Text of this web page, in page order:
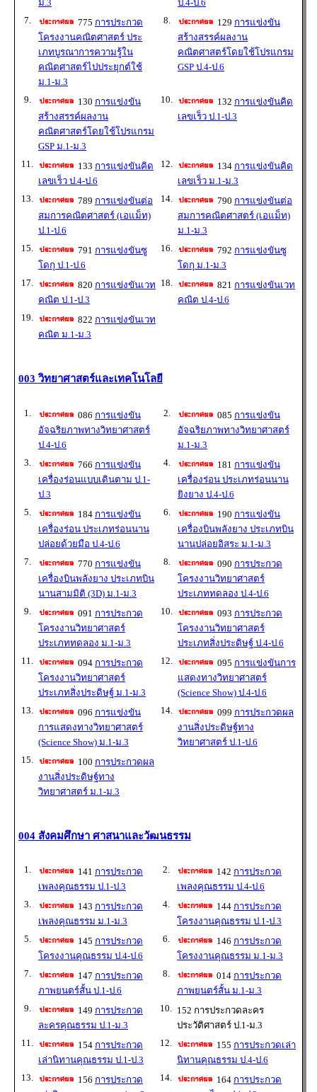
ม.3
ป.4-ป.6
7.
775 การประกวด
โครงงานคณิตศาสตร์ ประ
เภทบูรณาการความรู้ใน
คณิตศาสตร์ไปประยุกต์ใช้
ม.1-ม.3
8. 129 การแข่งขัน
สร้างสรรค์ผลงาน
คณิตศาสตร์โดยใช้โปรแกรม
GSP ป.4-ป.6
9. 130 การแข่งขัน
สร้างสรรค์ผลงาน
คณิตศาสตร์โดยใช้โปรแกรม
GSP ม.1-ม.3
10. 132 การแข่งขันคิด
เลขเร็ว ป.1-ป.3
11. 133 การแข่งขันคิด
เลขเร็ว ป.4-ป.6
12. 134 การแข่งขันคิด
เลขเร็ว ม.1-ม.3
13.
789 การแข่งขันต่อ
สมการคณิตศาสตร์ (เอแม็ท)
ป.1-ป.6
14. 790 การแข่งขันต่อ
สมการคณิตศาสตร์ (เอแม็ท)
ม.1-ม.3
15.
791 การแข่งขันซู
โดกุ ป.1-ป.6
16. 792 การแข่งขันซู
โดกุ ม.1-ม.3
17.
820 การแข่งขันเวท
คณิต ป.1-ป.3
18. 821 การแข่งขันเวท
คณิต ป.4-ป.6
19.
822 การแข่งขันเวท
คณิต ม.1-ม.3
003 วิทยาศาสตร์และเทคโนโลยี
1. 086 การแข่งขัน
อัจฉริยภาพทางวิทยาศาสตร์
ป.4-ป.6
2. 085 การแข่งขัน
อัจฉริยภาพทางวิทยาศาสตร์
ม.1-ม.3
3.
766 การแข่งขัน
เครื่องร่อนแบบเดินตาม ป.1-
ป.3
4. 181 การแข่งขัน
เครื่องร่อน ประเภทร่อนนาน
ยิงยาง ป.4-ป.6
5.
184 การแข่งขัน
เครื่องร่อน ประเภทร่อนนาน
ปล่อยด้วยมือ ป.4-ป.6
6. 190 การแข่งขัน
เครื่องบินพลังยาง ประเภทบิน
นานปล่อยอิสระ ม.1-ม.3
7.
770 การแข่งขัน
เครื่องบินพลังยาง ประเภทบิน
นานสามมิติ (3D) ม.1-ม.3
8. 090 การประกวด
โครงงานวิทยาศาสตร์
ประเภททดลอง ป.4-ป.6
9.
091 การประกวด
โครงงานวิทยาศาสตร์
ประเภททดลอง ม.1-ม.3
10. 093 การประกวด
โครงงานวิทยาศาสตร์
ประเภทสิ่งประดิษฐ์ ป.4-ป.6
11.
094 การประกวด
โครงงานวิทยาศาสตร์
ประเภทสิ่งประดิษฐ์ ม.1-ม.3
12. 095 การแข่งขันการ
แสดงทางวิทยาศาสตร์
(Science Show) ป.4-ป.6
13.
096 การแข่งขัน
การแสดงทางวิทยาศาสตร์
(Science Show) ม.1-ม.3
14. 099 การประกวดผล
งานสิ่งประดิษฐ์ทาง
วิทยาศาสตร์ ป.1-ป.6
15.
100 การประกวดผล
งานสิ่งประดิษฐ์ทาง
วิทยาศาสตร์ ม.1-ม.3
004 สังคมศึกษา ศาสนาและวัฒนธรรม
1. 141 การประกวด
เพลงคุณธรรม ป.1-ป.3
2. 142 การประกวด
เพลงคุณธรรม ป.4-ป.6
3.
143 การประกวด
เพลงคุณธรรม ม.1-ม.3
4. 144 การประกวด
โครงงานคุณธรรม ป.1-ป.3
5.
145 การประกวด
โครงงานคุณธรรม ป.4-ป.6
6. 146 การประกวด
โครงงานคุณธรรม ม.1-ม.3
7.
147 การประกวด
ภาพยนตร์สั้น ป.1-ป.6
8. 014 การประกวด
ภาพยนตร์สั้น ม.1-ม.3
9.
149 การประกวด
ละครคุณธรรม ป.1-ม.3
10. 152 การประกวดละคร
ประวัติศาสตร์ ป.1-ม.3
11.
154 การประกวด
เล่านิทานคุณธรรม ป.1-ป.3
12. 155 การประกวดเล่า
นิทานคุณธรรม ป.4-ป.6
13.
156 การประกวด
14. 164 การประกวด